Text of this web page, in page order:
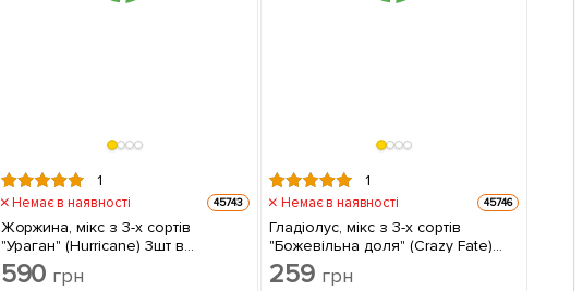
1
Немає в наявності 45743
Жоржина, мікс з 3-х сортів
"Ураган" (Hurricane) 3шт в
комплекті
590 грн
1
Немає в наявності 45746
Гладіолус, мікс з 3-х сортів
"Божевільна доля" (Crazy Fate)
9шт в комплекті
259 грн